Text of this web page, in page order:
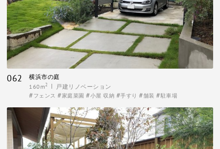
062
横浜市の庭
160m2 戸建リノベーション
フェンス 家庭菜園 小屋 収納 手すり 舗装 駐車場